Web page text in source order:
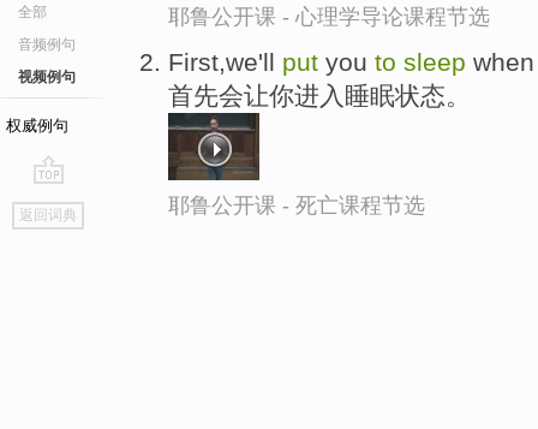
全部
音频例句
视频例句
权威例句
go
top
返回词典
耶鲁公开课 - 心理学导论课程节选
First,we'll put you to sleep
首先会让你进入睡眠状态。
耶鲁公开课 - 死亡课程节选